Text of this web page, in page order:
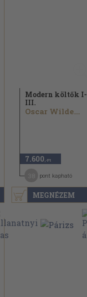
MEGNÉZEM
Modern költők I-
III.
Oscar Wilde...
7.600 ,-Ft
pont kapható